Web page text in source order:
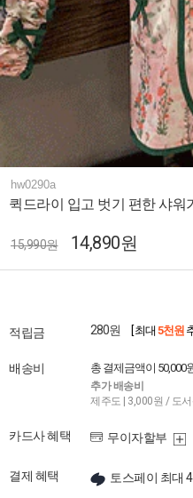
hw0290a
퀵드라이 입고 벗기 편한 샤워
15,990원 14,890원
적립금 280원 [ 최대 5천원
배송비 총 결제금액이 50,000
추가 배송비
제주도 | 3,000원 / 도
카드사 혜택 무이자할부
결제 혜택 토스페이 최대